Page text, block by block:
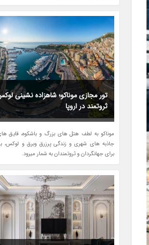
تور مجازی موناکو؛ شاهزاده نشینی
ثروتمند در اروپا
موناکو به لطف هتل های بزرگ و باشکوه، قایق
جاذبه های شهری و زندگی پرزرق وبرق و لوکس،
برای جهانگردان و ثروتمندان به شمار میرود.